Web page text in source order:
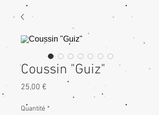
Coussin "Guiz"
25,00 €
Quantité *